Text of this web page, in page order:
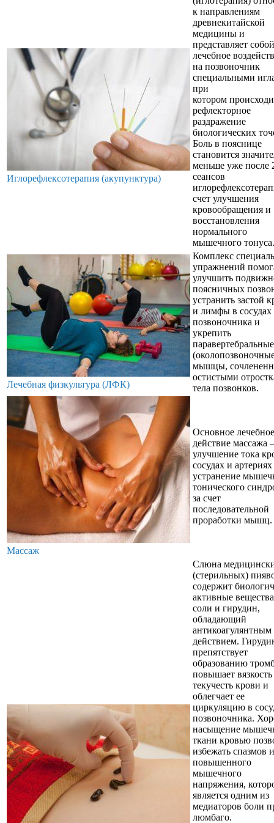
Иглорефлексотерапия (акупунктура)
к направлениям
древнекитайской
медицины и
представляет собой
лечебное
на позвоночник
специальными
при
котором
рефлекторное
раздражение
биологических
Боль в пояснице
становится
меньше уже после
сеансов
счет улучшения
кровообращения и
восстановления
нормального
мышечного тонуса.
Лечебная физкультура (ЛФК)
Комплекс
упражнений
улучшить
поясничных
устранить застой
и лимфы в сосудах
позвоночника и
укрепить
паравертебральные
мышцы,
остистыми
тела позвонков.
Массаж
Основное лечебное
действие массажа –
улучшение тока
сосудах и
устранение
тонического
за счет
последовательной
проработки мышц.
Слюна
(стерильных)
содержит
активные
соли и гирудин,
обладающий
антикоагулянтным
действием.
препятствует
образованию
повышает
текучесть крови и
облегчает ее
циркуляцию в
позвоночника.
насыщение
ткани кровью
избежать спазмов и
повышенного
мышечного
напряжения,
является одним из
медиаторов боли
люмбаго.